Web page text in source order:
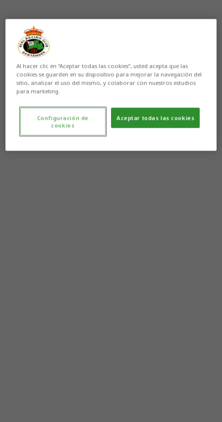
Al hacer clic en “Aceptar todas las cookies”, usted acepta que las
cookies se guarden en su dispositivo para mejorar la navegación del
sitio, analizar el uso del mismo, y colaborar con nuestros estudios
para marketing.
Aceptar todas las cookies
Configuración de
cookies